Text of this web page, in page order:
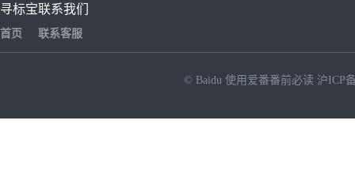
寻标宝
首页
联系我们
联系客服
© Baidu 使用爱番番前必读 沪ICP